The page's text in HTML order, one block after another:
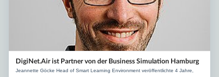
DigiNet.Air ist Partner von der Business Simulation Hamburg
Jeannette Göcke Head of Smart Learning Environment veröffentlichte 4 Jahre,